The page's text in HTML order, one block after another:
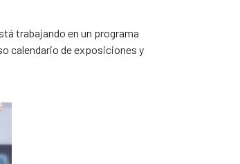
trabajando en un programa
calendario de exposiciones y